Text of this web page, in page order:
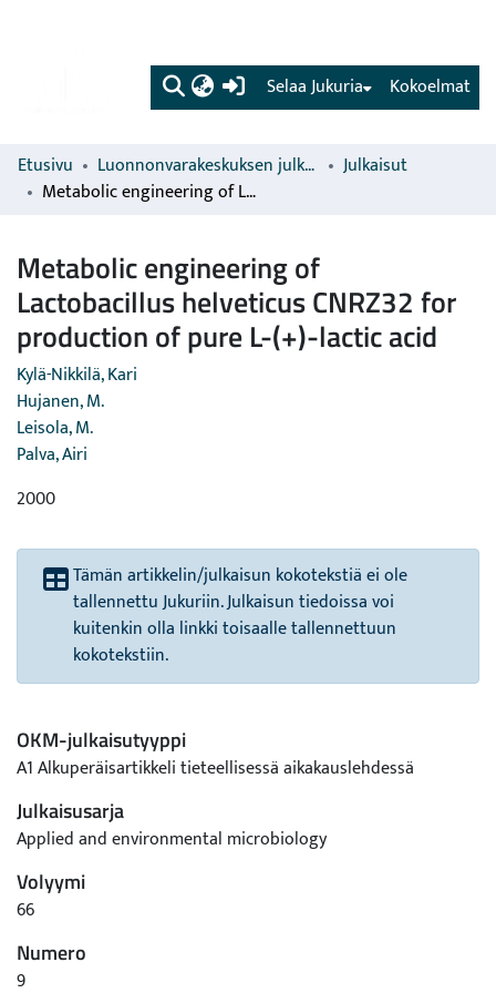
(current) Kokoelmat
Selaa Jukuria
Etusivu Luonnonvarakeskuksen julkaisut
Julkaisut
Metabolic engineering of Lactobacillus helveticus CNRZ32 for production of pure L-(+)-lactic acid
Metabolic engineering of
Lactobacillus helveticus CNRZ32 for
production of pure L-(+)-lactic acid
Kylä-Nikkilä, Kari
Hujanen, M.
Leisola, M.
Palva, Airi
2000
Tämän artikkelin/julkaisun kokotekstiä ei ole
tallennettu Jukuriin. Julkaisun tiedoissa voi
kuitenkin olla linkki toisaalle tallennettuun
kokotekstiin.
OKM-julkaisutyyppi
A1 Alkuperäisartikkeli tieteellisessä aikakauslehdessä
Julkaisusarja
Applied and environmental microbiology
Volyymi
66
Numero
9